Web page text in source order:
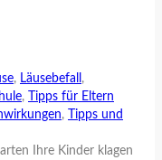
, Läusebefall ,
,
Tipps für Eltern
,
Tipps und
Ihre Kinder klagen